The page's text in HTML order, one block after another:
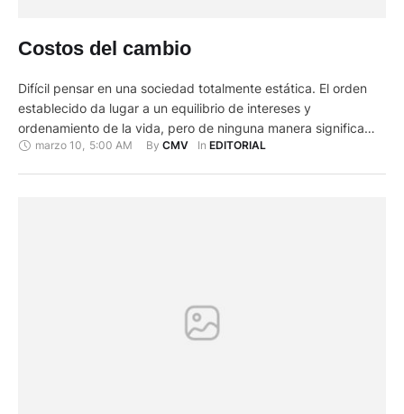
Costos del cambio
Difícil pensar en una sociedad totalmente estática. El orden
establecido da lugar a un equilibrio de intereses y
ordenamiento de la vida, pero de ninguna manera significa
que es inamovible. Nuestra capacidad creativa nos lleva a
marzo 10 5:00 AM By CMV In EDITORIAL